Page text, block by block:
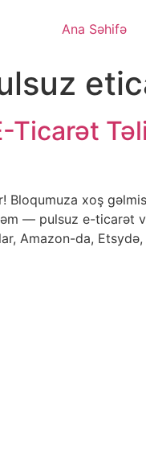
Ana Səhifə
Ticarət
Bloqumuza xoş
— pulsuz e-ticarət
Amazon-da,